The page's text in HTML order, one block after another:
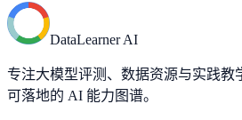
DataLearner AI
专注大模型评测、数据资源与实践教
可落地的 AI 能力图谱。